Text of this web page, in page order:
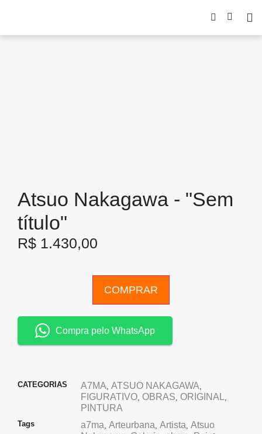
Atsuo Nakagawa - "Sem
título"
R$ 1.430,00
COMPRAR
Compra pelo WhatsApp
CATEGORIAS A7MA, ATSUO NAKAGAWA,
FIGURATIVO, OBRAS, ORIGINAL,
PINTURA
Tags a7ma, Arteurbana, Artista, Atsuo